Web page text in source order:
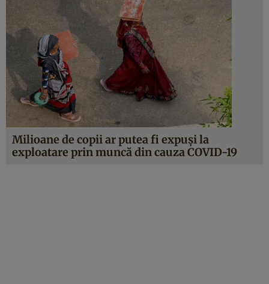
Milioane de copii ar putea fi expuși la
exploatare prin muncă din cauza COVID-19